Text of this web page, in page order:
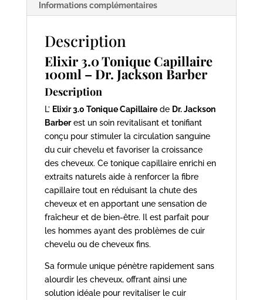
Informations complémentaires
Description
Elixir 3.0 Tonique Capillaire
100ml – Dr. Jackson Barber
Description
L’ Elixir 3.0 Tonique Capillairede Dr. Jackson
Barberest un soin revitalisant et tonifiant
conçu pour stimuler la circulation sanguine
du cuir chevelu et favoriser la croissance
des cheveux. Ce tonique capillaire enrichi en
extraits naturels aide à renforcer la fibre
capillaire tout en réduisant la chute des
cheveux et en apportant une sensation de
fraîcheur et de bien-être. Il est parfait pour
les hommes ayant des problèmes de cuir
chevelu ou de cheveux fins.
Sa formule unique pénètre rapidement sans
alourdir les cheveux, offrant ainsi une
solution idéale pour revitaliser le cuir